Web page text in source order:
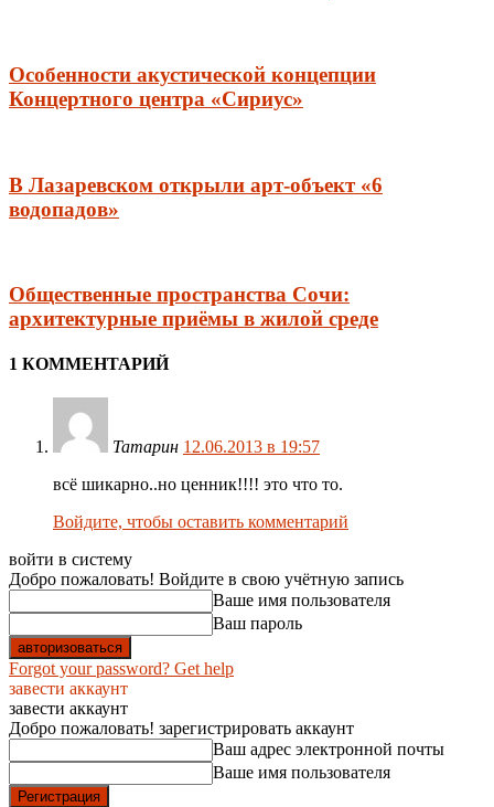
Особенности акустической концепции
Концертного центра «Сириус»
В Лазаревском открыли арт-объект «6
водопадов»
Общественные пространства Сочи:
архитектурные приёмы в жилой среде
1 КОММЕНТАРИЙ
Татарин 12.06.2013 в 19:57
всё шикарно..но ценник!!!! это что то.
Войдите, чтобы оставить комментарий
войти в систему
Добро пожаловать! Войдите в свою учётную запись
Ваше имя пользователя
Ваш пароль
Forgot your password? Get help
завести аккаунт
завести аккаунт
Добро пожаловать! зарегистрировать аккаунт
Ваш адрес электронной почты
Ваше имя пользователя